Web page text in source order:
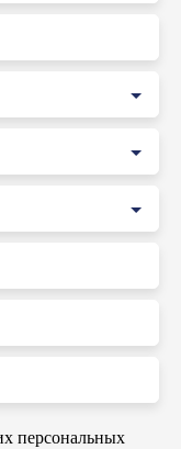
персональных